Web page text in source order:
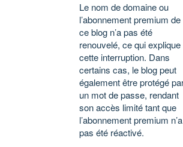
Le nom de domaine ou
l’abonnement premium de
ce blog n’a pas été
renouvelé, ce qui explique
cette interruption. Dans
certains cas, le blog peut
également être protégé
un mot de passe, rendant
son accès limité tant que
l’abonnement premium n’a
pas été réactivé.